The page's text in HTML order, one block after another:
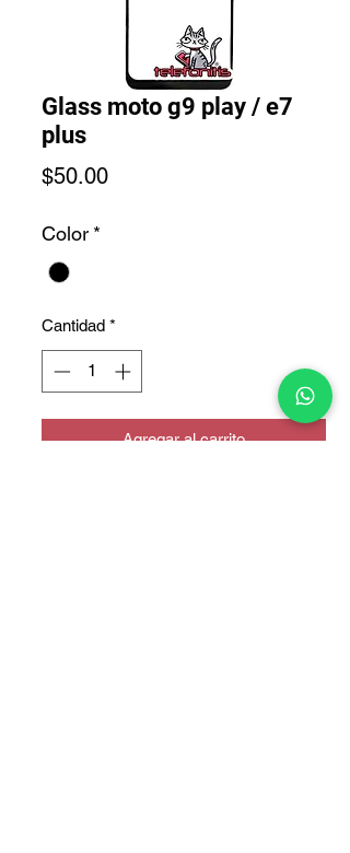
Glass moto g9 play / e7
plus
$50.00Precio
Color *
Cantidad *
Agregar al carrito